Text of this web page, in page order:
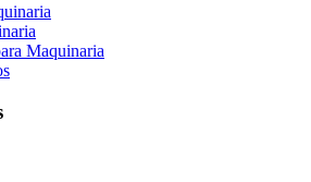
Maquinaria